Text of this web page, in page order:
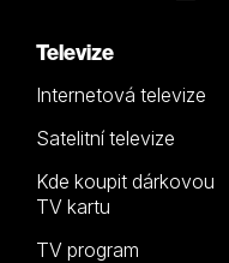
Televize
Internetová televize
Satelitní televize
Kde koupit dárkovou
TV kartu
TV program